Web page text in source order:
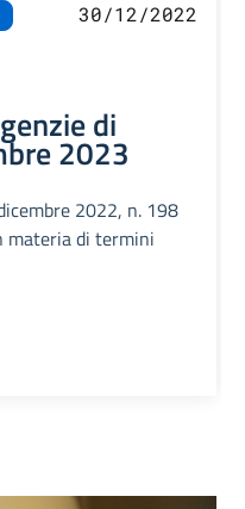
30/12/2022
di
2023
2022, n. 198
materia di termini